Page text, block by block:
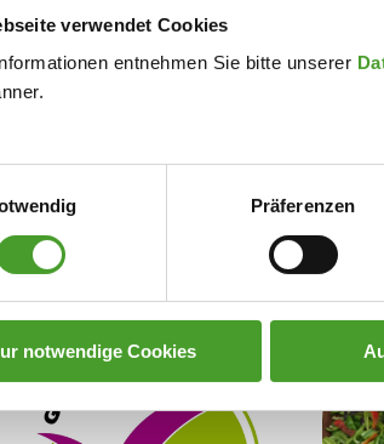
verwendet Cookies
entnehmen Sie bitte unserer
Präferenzen
notwendige Cookies
guter Zeitpunkt, Ernährungsgewohnheiten
lädt uns jährlich ein, das eigene
alle: Schülerinnen, Schüler, Lehrkräfte und